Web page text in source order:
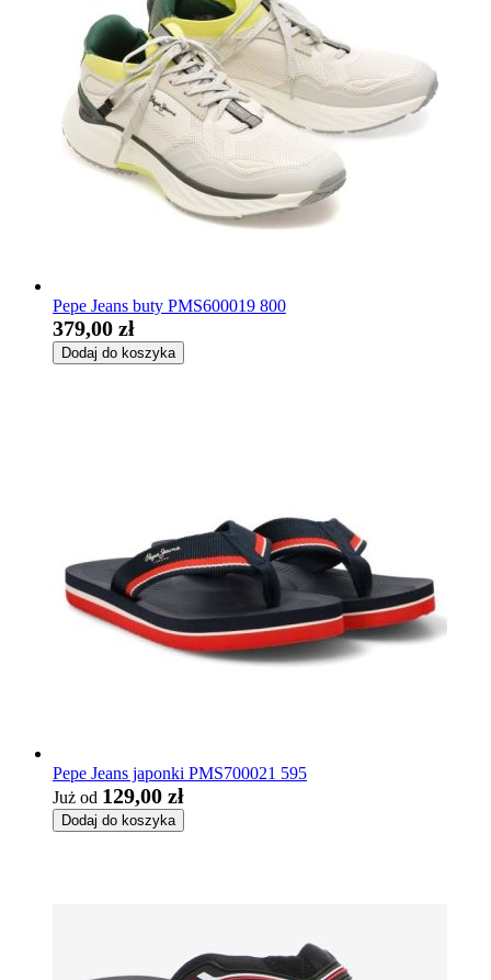
Pepe Jeans buty PMS600019 800
379,00 zł
Dodaj do koszyka
Pepe Jeans japonki PMS700021 595
Już od 129,00 zł
Dodaj do koszyka